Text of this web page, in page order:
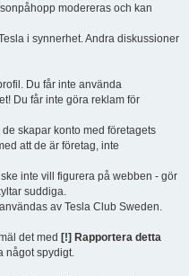
modereras och kan
i synnerhet. Andra diskussioner
Du får inte använda
Du får inte göra reklam för
skapar konto med företagets
att de är företag, inte
inte vill figurera på webben - gör
suddiga.
av Tesla Club Sweden.
det med [!] Rapportera detta
något spydigt.